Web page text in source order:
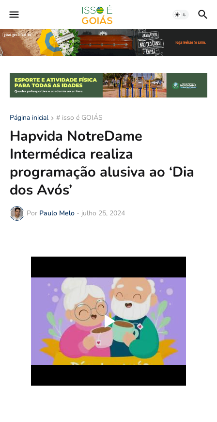
Página inicial # isso é GOIÁS
Hapvida NotreDame
Intermédica realiza
programação alusiva ao ‘Dia
dos Avós’
Por Paulo Melo - julho 25, 2024